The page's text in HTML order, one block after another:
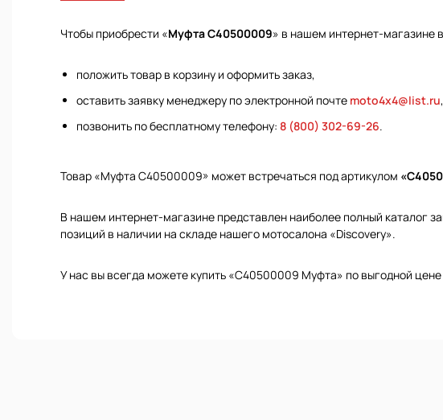
Чтобы приобрести «Муфта С40500009» в нашем интернет-магазине
положить товар в корзину и оформить заказ,
оставить заявку менеджеру по электронной почте moto4x4@list.ru,
позвонить по бесплатному телефону: 8 (800) 302-69-26.
Товар «Муфта С40500009» может встречаться под артикулом
В нашем интернет-магазине представлен наиболее полный каталог
позиций в наличии на складе нашего мотосалона «Discovery».
У нас вы всегда можете купить «С40500009 Муфта» по выгодной цене